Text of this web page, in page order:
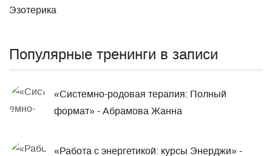
Эзотерика
Популярные тренинги в записи
«Системно-родовая терапия: Полный
формат» - Абрамова Жанна
«Работа с энергетикой: курсы Энерджи» -